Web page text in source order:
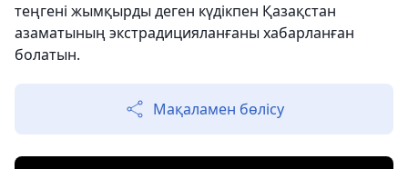
теңгені жымқырды деген күдікпен Қазақстан
азаматының экстрадицияланғаны хабарланған
болатын.
Мақаламен бөлісу